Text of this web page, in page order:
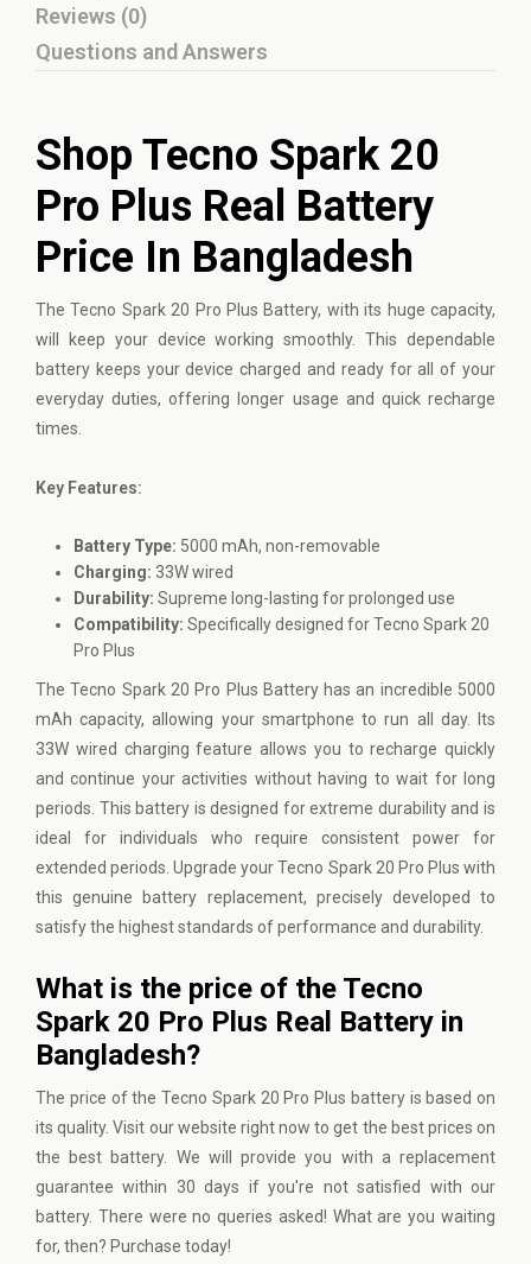
Reviews (0)
Questions and Answers
Shop Tecno Spark 20
Pro Plus Real Battery
Price In Bangladesh
TheTecno Spark 20 Pro Plus Battery, with its huge capacity,
will keep your device working smoothly. This dependable
battery keeps your device charged and ready for all of your
everyday duties, offering longer usage and quick recharge
times.
Key Features:
Battery Type: 5000 mAh, non-removable
Charging: 33W wired
Durability: Supreme long-lasting for prolonged use
Compatibility: Specifically designed for Tecno Spark 20
Pro Plus
The Tecno Spark 20 Pro Plus Battery has an incredible 5000
mAh capacity, allowing your smartphone to run all day. Its
33W wired charging feature allows you to recharge quickly
and continue your activities without having to wait for long
periods. This battery is designed for extreme durability and is
ideal for individuals who require consistent power for
extended periods. Upgrade your Tecno Spark 20 Pro Plus with
this genuine battery replacement, precisely developed to
satisfy the highest standards of performance and durability.
What is the price of the Tecno
Spark 20 Pro Plus Real Battery in
Bangladesh?
The price of the Tecno Spark 20 Pro Plus battery is based on
its quality.Visit our website right now to get the best prices on
the best battery. We will provide you with a replacement
guarantee within 30 days if you're not satisfied with our
battery. There were no queries asked! What are you waiting
for, then? Purchase today!